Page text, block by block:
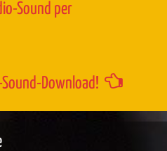
Sound per
Download!